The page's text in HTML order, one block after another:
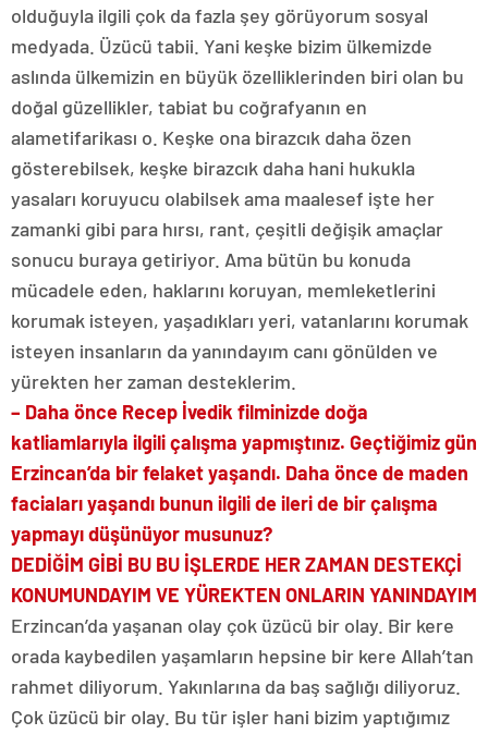
olduğuyla ilgili çok da fazla şey görüyorum sosyal
medyada. Üzücü tabii. Yani keşke bizim ülkemizde
aslında ülkemizin en büyük özelliklerinden biri olan bu
doğal güzellikler, tabiat bu coğrafyanın en
alametifarikası o. Keşke ona birazcık daha özen
gösterebilsek, keşke birazcık daha hani hukukla
yasaları koruyucu olabilsek ama maalesef işte her
zamanki gibi para hırsı, rant, çeşitli değişik amaçlar
sonucu buraya getiriyor. Ama bütün bu konuda
mücadele eden, haklarını koruyan, memleketlerini
korumak isteyen, yaşadıkları yeri, vatanlarını korumak
isteyen insanların da yanındayım canı gönülden ve
yürekten her zaman desteklerim.
– Daha önce Recep İvedik filminizde doğa
katliamlarıyla ilgili çalışma yapmıştınız. Geçtiğimiz gün
Erzincan’da bir felaket yaşandı. Daha önce de maden
faciaları yaşandı bunun ilgili de ileri de bir çalışma
yapmayı düşünüyor musunuz?
DEDİĞİM GİBİ BU BU İŞLERDE HER ZAMAN DESTEKÇİ
KONUMUNDAYIM VE YÜREKTEN ONLARIN YANINDAYIM
Erzincan’da yaşanan olay çok üzücü bir olay. Bir kere
orada kaybedilen yaşamların hepsine bir kere Allah’tan
rahmet diliyorum. Yakınlarına da baş sağlığı diliyoruz.
Çok üzücü bir olay. Bu tür işler hani bizim yaptığımız